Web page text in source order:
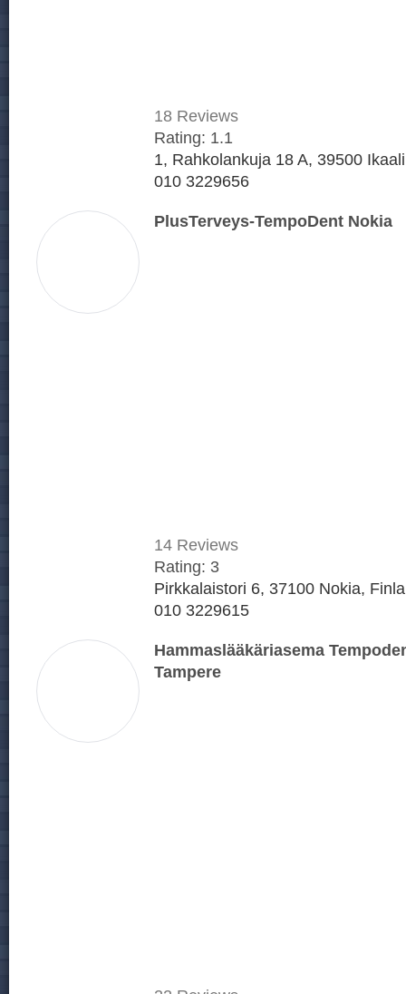
18 Reviews
Rating: 1.1
1, Rahkolankuja 18 A, 39500
010 3229656
PlusTerveys-TempoDent Nokia
14 Reviews
Rating: 3
Pirkkalaistori 6, 37100 Nokia,
010 3229615
Hammaslääkäriasema
Tampere